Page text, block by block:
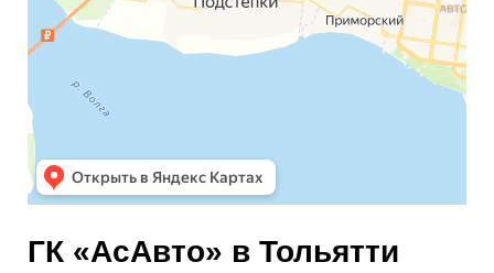
ГК «АсАвто» в Тольятти